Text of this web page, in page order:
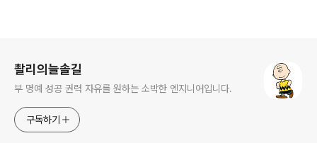
촬리의늘솔길
부 명예 성공 권력 자유를 원하는 소박한 엔지니어입니다.
구독하기